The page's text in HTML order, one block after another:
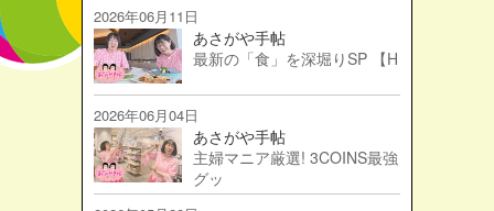
2026年06月11日
あさがや手帖
最新の「食」を深堀りSP 【H
2026年06月04日
あさがや手帖
主婦マニア厳選! 3COINS最強
グッ